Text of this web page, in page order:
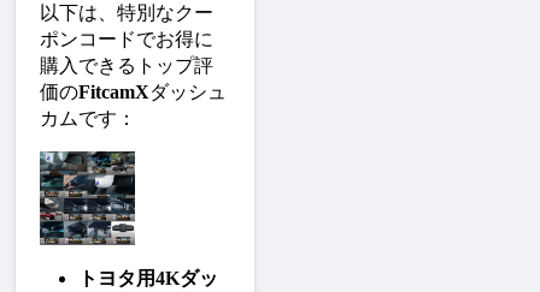
以下は、特別なクー
ポンコードでお得に
購入できるトップ評
価のFitcamXダッシュ
カムです：
トヨタ用4Kダッ